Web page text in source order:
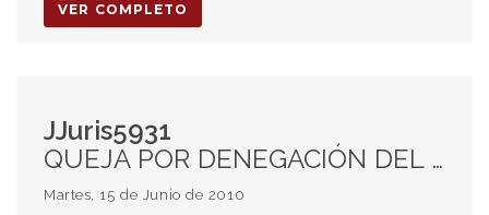
VER COMPLETO
JJuris5931
QUEJA POR DENEGACIÓN DEL RECURSO DE INCONSTITUCIONALIDAD. Inadmisibilidad. CUESTIÓN ABSTRACTA. Falta de perjuicio actual.
Martes, 15 de Junio de 2010